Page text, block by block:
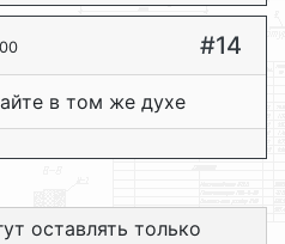
#14
в том же духе
оставлять только